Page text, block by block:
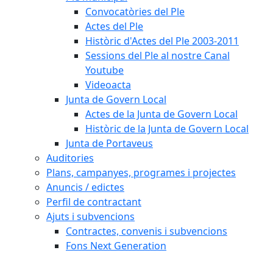
Convocatòries del Ple
Actes del Ple
Històric d'Actes del Ple 2003-2011
Sessions del Ple al nostre Canal
Youtube
Videoacta
Junta de Govern Local
Actes de la Junta de Govern Local
Històric de la Junta de Govern Local
Junta de Portaveus
Auditories
Plans, campanyes, programes i projectes
Anuncis / edictes
Perfil de contractant
Ajuts i subvencions
Contractes, convenis i subvencions
Fons Next Generation